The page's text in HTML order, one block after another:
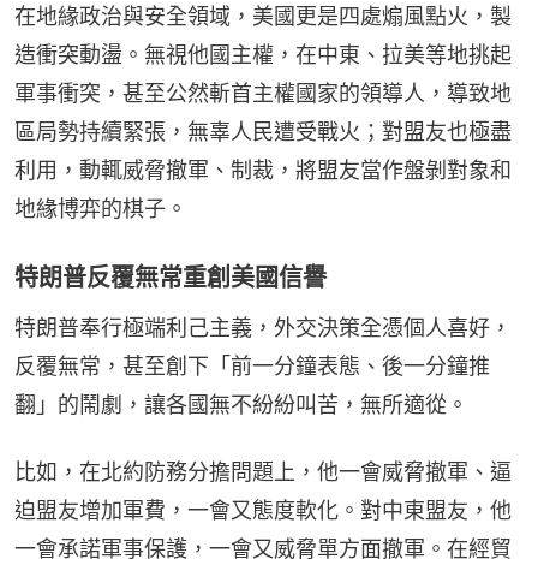
在地緣政治與安全領域，美國更是四處煽風點火，製
造衝突動盪。無視他國主權，在中東、拉美等地挑起
軍事衝突，甚至公然斬首主權國家的領導人，導致地
區局勢持續緊張，無辜人民遭受戰火；對盟友也極盡
利用，動輒威脅撤軍、制裁，將盟友當作盤剝對象和
地緣博弈的棋子。
特朗普反覆無常重創美國信譽
特朗普奉行極端利己主義，外交決策全憑個人喜好，
反覆無常，甚至創下「前一分鐘表態、後一分鐘推
翻」的鬧劇，讓各國無不紛紛叫苦，無所適從。
比如，在北約防務分擔問題上，他一會威脅撤軍、逼
迫盟友增加軍費，一會又態度軟化。對中東盟友，他
一會承諾軍事保護，一會又威脅單方面撤軍。在經貿